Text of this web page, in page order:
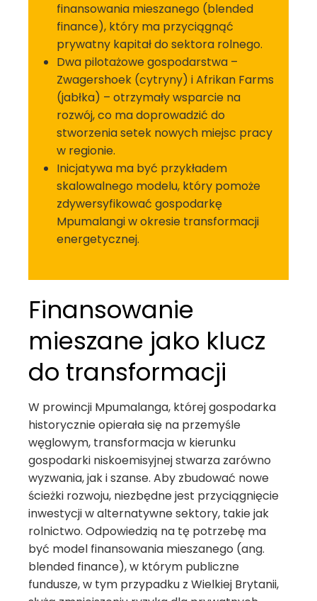
finansowania mieszanego (blended
finance), który ma przyciągnąć
prywatny kapitał do sektora rolnego.
Dwa pilotażowe gospodarstwa –
Zwagershoek (cytryny) i Afrikan Farms
(jabłka) – otrzymały wsparcie na
rozwój, co ma doprowadzić do
stworzenia setek nowych miejsc pracy
w regionie.
Inicjatywa ma być przykładem
skalowalnego modelu, który pomoże
zdywersyfikować gospodarkę
Mpumalangi w okresie transformacji
energetycznej.
Finansowanie
mieszane jako klucz
do transformacji
W prowincji Mpumalanga, której gospodarka
historycznie opierała się na przemyśle
węglowym, transformacja w kierunku
gospodarki niskoemisyjnej stwarza zarówno
wyzwania, jak i szanse. Aby zbudować nowe
ścieżki rozwoju, niezbędne jest przyciągnięcie
inwestycji w alternatywne sektory, takie jak
rolnictwo. Odpowiedzią na tę potrzebę ma
być model finansowania mieszanego (ang.
blended finance), w którym publiczne
fundusze, w tym przypadku z Wielkiej Brytanii,